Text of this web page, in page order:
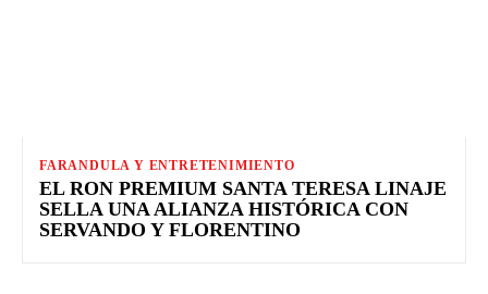
FARANDULA Y ENTRETENIMIENTO
EL RON PREMIUM SANTA TERESA LINAJE
SELLA UNA ALIANZA HISTÓRICA CON
SERVANDO Y FLORENTINO